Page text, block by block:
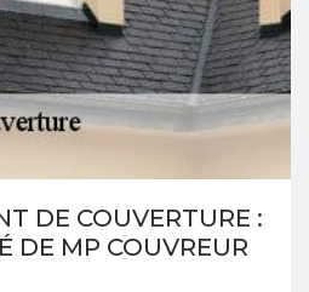
DE COUVERTURE :
DE MP COUVREUR